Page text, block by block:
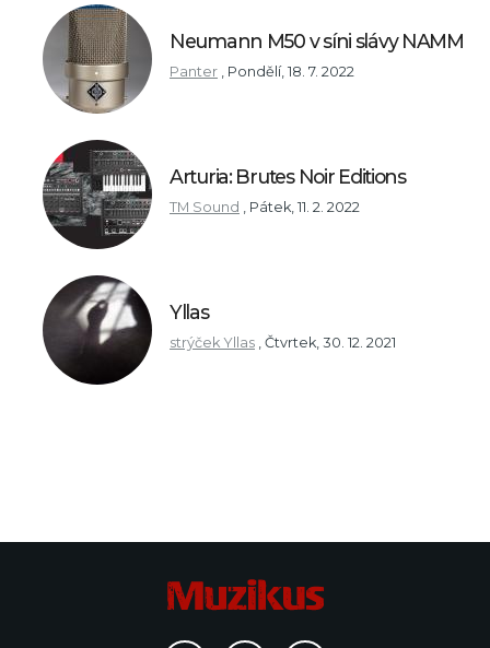
Neumann M50 v síni slávy NAMM
Panter Pondělí, 18. 7. 2022
Arturia: Brutes Noir Editions
TM Sound Pátek, 11. 2. 2022
Yllas
strýček Yllas Čtvrtek, 30. 12. 2021